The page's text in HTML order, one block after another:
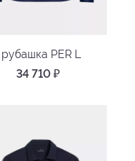
рубашка PER L
34 710 ₽